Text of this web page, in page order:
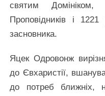
святим
Проповідників і
засновника.
Яцек Одровонж
до Євхаристії,
до потреб ближніх,